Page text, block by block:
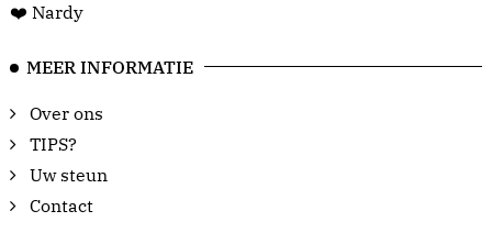
❤️ Nardy
MEER INFORMATIE
Over ons
TIPS?
Uw steun
Contact